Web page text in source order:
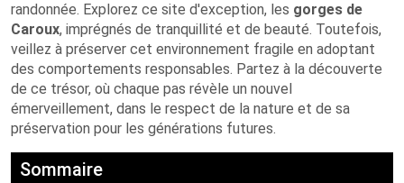
randonnée. Explorez ce site d'exception, les gorges de
Caroux, imprégnés de tranquillité et de beauté. Toutefois,
veillez à préserver cet environnement fragile en adoptant
des comportements responsables. Partez à la découverte
de ce trésor, où chaque pas révèle un nouvel
émerveillement, dans le respect de la nature et de sa
préservation pour les générations futures.
Sommaire